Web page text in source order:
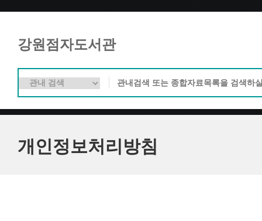
강원점자도서관
개인정보처리방침